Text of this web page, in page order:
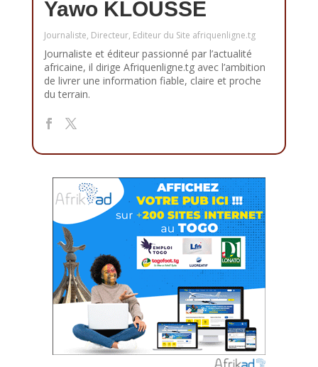
Yawo KLOUSSE
Journaliste, Directeur, Editeur du Site afriquenligne.tg
Journaliste et éditeur passionné par l’actualité
africaine, il dirige Afriquenligne.tg avec l’ambition
de livrer une information fiable, claire et proche
du terrain.